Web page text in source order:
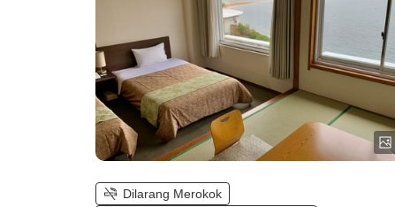
Barat【Pemandangan Angel Road】)
Dilarang Merokok